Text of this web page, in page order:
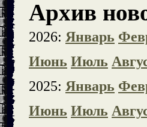
Архив
2026: Январь
Июнь Июль
2025: Январь
Июнь Июль